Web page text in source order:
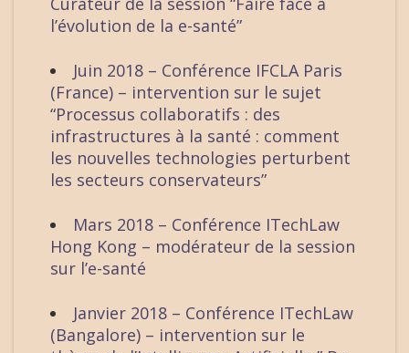
l’évolution de la e-santé”
Juin 2018 – Conférence IFCLA Paris
(France) – intervention sur le sujet
“Processus collaboratifs : des
infrastructures à la santé : comment
les nouvelles technologies perturbent
les secteurs conservateurs”
Mars 2018 – Conférence ITechLaw
Hong Kong – modérateur de la session
sur l’e-santé
Janvier 2018 – Conférence ITechLaw
(Bangalore) – intervention sur le